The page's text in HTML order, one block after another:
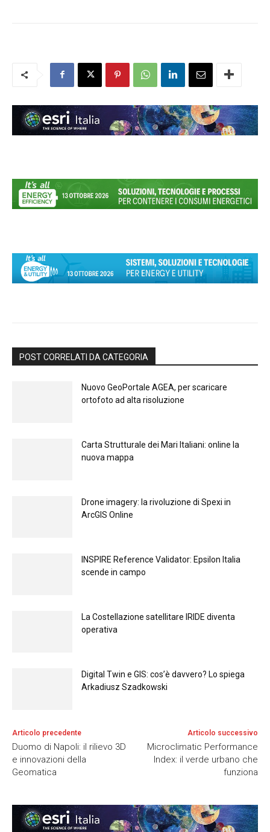
POST CORRELATI DA CATEGORIA
Nuovo GeoPortale AGEA, per scaricare
ortofoto ad alta risoluzione
Carta Strutturale dei Mari Italiani: online la
nuova mappa
Drone imagery: la rivoluzione di Spexi in
ArcGIS Online
INSPIRE Reference Validator: Epsilon Italia
scende in campo
La Costellazione satellitare IRIDE diventa
operativa
Digital Twin e GIS: cos’è davvero? Lo spiega
Arkadiusz Szadkowski
Articolo precedente
Duomo di Napoli: il rilievo 3D
e innovazioni della
Geomatica
Articolo successivo
Microclimatic Performance
Index: il verde urbano che
funziona